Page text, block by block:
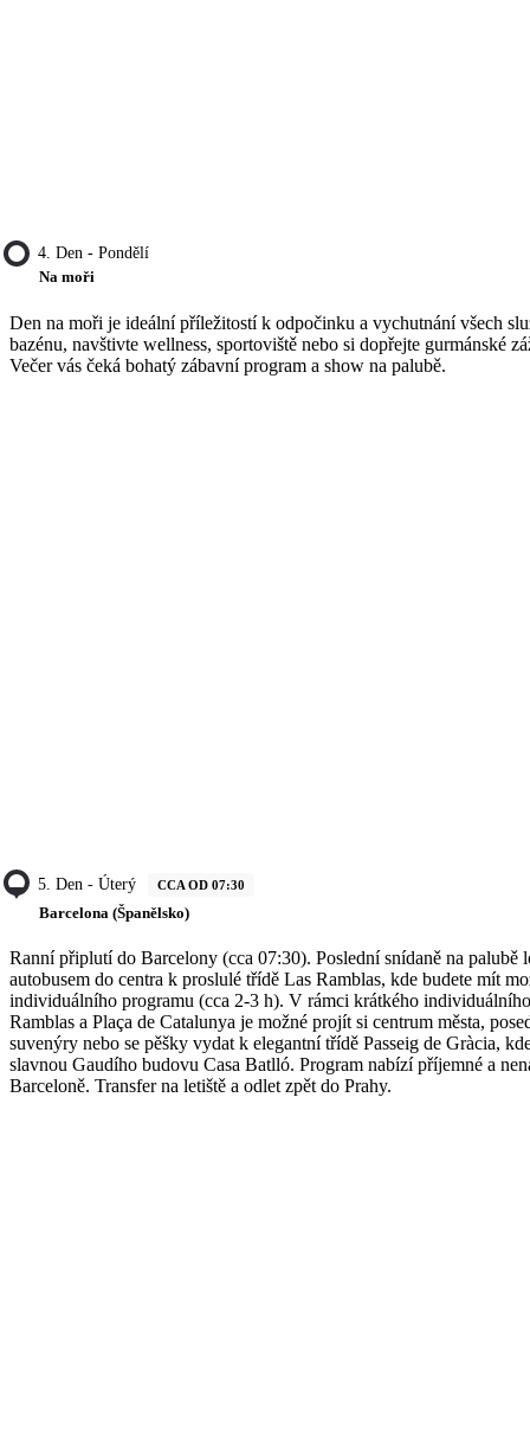
4. Den - Pondělí
Na moři
Den na moři je ideální příležitostí k odpočinku a vychutnání všech
bazénu, navštivte wellness, sportoviště nebo si dopřejte gurmánské
Večer vás čeká bohatý zábavní program a show na palubě.
5. Den - Úterý CCA OD 07:30
Barcelona (Španělsko)
Ranní připlutí do Barcelony (cca 07:30). Poslední snídaně na palubě
autobusem do centra k proslulé třídě Las Ramblas, kde budete mít
individuálního programu (cca 2-3 h). V rámci krátkého
Ramblas a Plaça de Catalunya je možné projít si centrum města,
suvenýry nebo se pěšky vydat k elegantní třídě Passeig de Gràcia,
slavnou Gaudího budovu Casa Batlló. Program nabízí příjemné a
Barceloně. Transfer na letiště a odlet zpět do Prahy.